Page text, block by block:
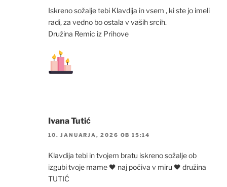
Iskreno sožalje tebi Klavdija in vsem , ki ste jo imeli
radi, za vedno bo ostala v vaših srcih.
Družina Remic iz Prihove
Ivana Tutić
10. JANUARJA, 2026 OB 15:14
Klavdija tebi in tvojem bratu iskreno sožalje ob
izgubi tvoje mame 🖤 naj počiva v miru 🖤 družina
TUTIĆ